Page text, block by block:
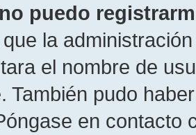
puedo
la
el nombre de
También pudo
en contacto